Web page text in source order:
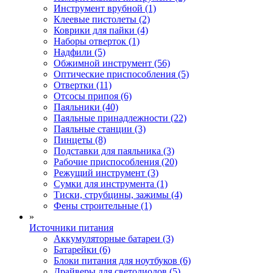
Инструмент врубной (1)
Клеевые пистолеты (2)
Коврики для пайки (4)
Наборы отверток (1)
Надфили (5)
Обжимной инструмент (56)
Оптические приспособления (5)
Отвертки (11)
Отсосы припоя (6)
Паяльники (40)
Паяльные принадлежности (22)
Паяльные станции (3)
Пинцеты (8)
Подставки для паяльника (3)
Рабочие приспособления (20)
Режущий инструмент (3)
Сумки для инструмента (1)
Тиски, струбцины, зажимы (4)
Фены строительные (1)
»
Источники питания
Аккумуляторные батареи (3)
Батарейки (6)
Блоки питания для ноутбуков (6)